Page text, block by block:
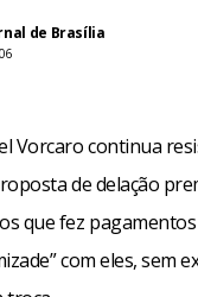
de Brasília
Vorcaro continua
de delação
que fez
com eles, sem